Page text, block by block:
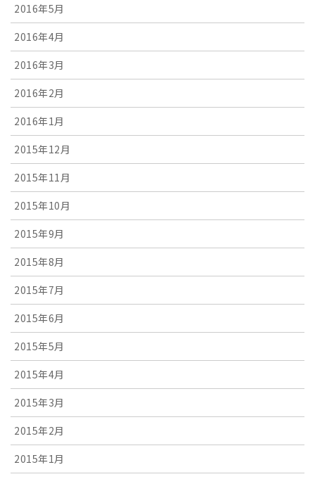
2016年5月
2016年4月
2016年3月
2016年2月
2016年1月
2015年12月
2015年11月
2015年10月
2015年9月
2015年8月
2015年7月
2015年6月
2015年5月
2015年4月
2015年3月
2015年2月
2015年1月